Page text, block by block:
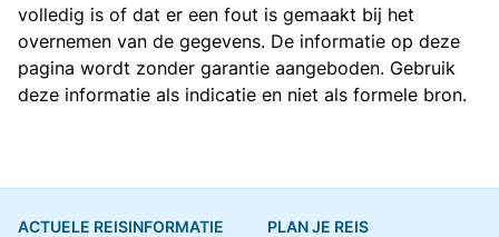
volledig is of dat er een fout is gemaakt bij het
overnemen van de gegevens. De informatie op deze
pagina wordt zonder garantie aangeboden. Gebruik
deze informatie als indicatie en niet als formele bron.
ACTUELE REISINFORMATIE PLAN JE REIS